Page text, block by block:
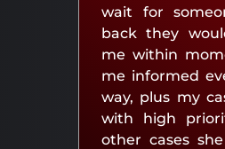
wait for
back they
me within
me informed
way, plus my
with high
other cases